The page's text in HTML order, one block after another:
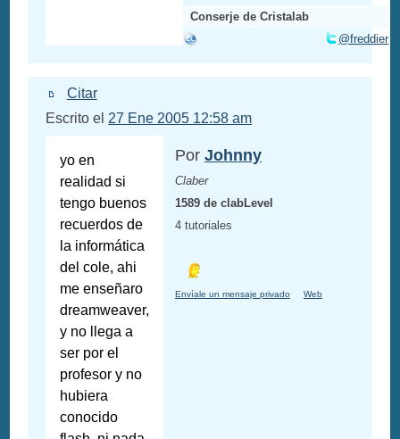
Conserje de Cristalab
@freddier
Citar
Escrito el 27 Ene 2005 12:58 am
yo en
realidad si
tengo buenos
recuerdos de
la informática
del cole, ahi
me enseñaro
dreamweaver,
y no llega a
ser por el
profesor y no
hubiera
conocido
Por Johnny
Claber
1589 de clabLevel
4 tutoriales
Envíale un mensaje privado Web